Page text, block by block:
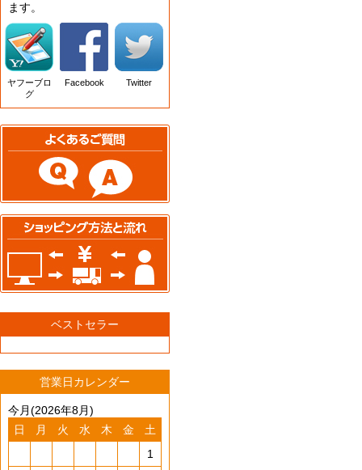
ます。
ヤフーブロ
グ
Facebook Twitter
ベストセラー
営業日カレンダー
今月(2026年8月)
日
月 火 水 木 金
土
1